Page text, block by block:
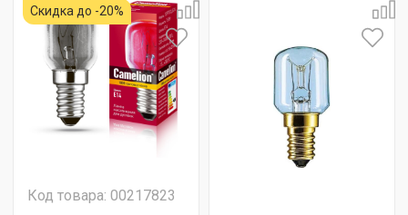
Скидка до -20%
Код товара: 00217823